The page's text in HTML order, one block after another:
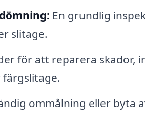
En grundlig
slitage.
för att reparera skador,
ommålning eller byta